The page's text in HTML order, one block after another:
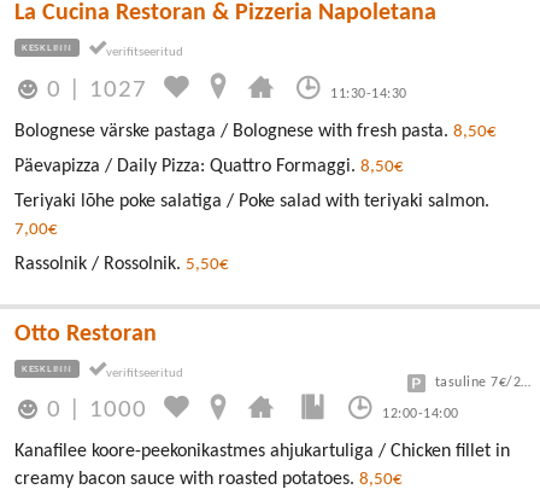
La Cucina Restoran & Pizzeria Napoletana
KESKLINN
0 1027 11:30-14:30
Bolognese värske pastaga / Bolognese with fresh pasta. 8,50€
Päevapizza / Daily Pizza: Quattro Formaggi. 8,50€
Teriyaki lõhe poke salatiga / Poke salad with teriyaki salmon.
7,00€
Rassolnik / Rossolnik. 5,50€
Otto Restoran
KESKLINN
0 1000 12:00-14:00
tasuline 7€/24h
Kanafilee koore-peekonikastmes ahjukartuliga / Chicken fillet in
creamy bacon sauce with roasted potatoes. 8,50€